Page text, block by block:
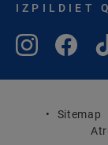
IZPILDIET
Sitemap